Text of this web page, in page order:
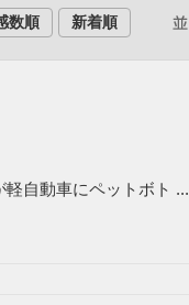
数順
新着順
自動車にペットボト ...